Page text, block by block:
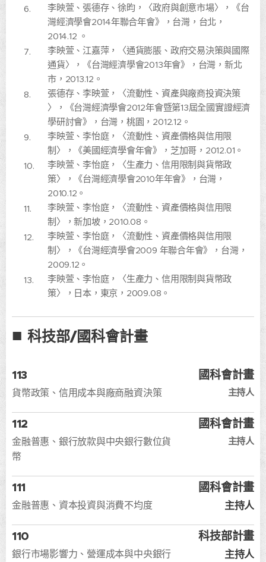
李映萱、張德存、徐昀，〈政府與創意市場〉，《台
灣經濟學會2014年聯合年會》，台灣，台北，
2014.12 。
李映萱、江嘉萍，〈通貨膨脹、政府交易決策與國際
通貨〉，《台灣經濟學會2013年會》，台灣，新北
市，2013.12。
張德存、李映萱，〈流動性、資產與廠商投資決策
〉，《台灣經濟學會2012年會暨第13屆全國實證經濟
學研討會》，台灣，桃園，2012.12。
李映萱、李怡庭，〈流動性、資產價格與信用限
制〉，《美國經濟學會年會》，芝加哥，2012.01。
李映萱、李怡庭，〈生產力、信用限制與貨幣政
策〉，《台灣經濟學會2010年年會》，台灣，
2010.12。
李映萱、李怡庭，〈流動性、資產價格與信用限
制〉，新加坡，2010.08。
李映萱、李怡庭，〈流動性、資產價格與信用限
制〉，《台灣經濟學會2009 年聯合年會》，台灣，
2009.12。
李映萱、李怡庭，〈生產力、信用限制與貨幣政
策〉，日本，東京，2009.08。
■ 科技部/國科會計畫
113
貨幣政策、信用成本與廠商融資決策
國科會計畫
主持人
112
金融普惠、銀行放款與中央銀行數位貨
幣
國科會計畫
主持人
111
金融普惠、資本投資與消費不均度
國科會計畫
主持人
110
銀行市場影響力、營運成本與中央銀行
科技部計畫
主持人